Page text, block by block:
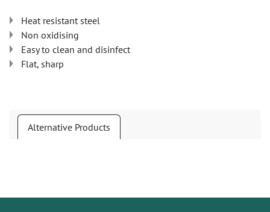
Heat resistant steel
Non oxidising
Easy to clean and disinfect
Flat, sharp
Alternative Products